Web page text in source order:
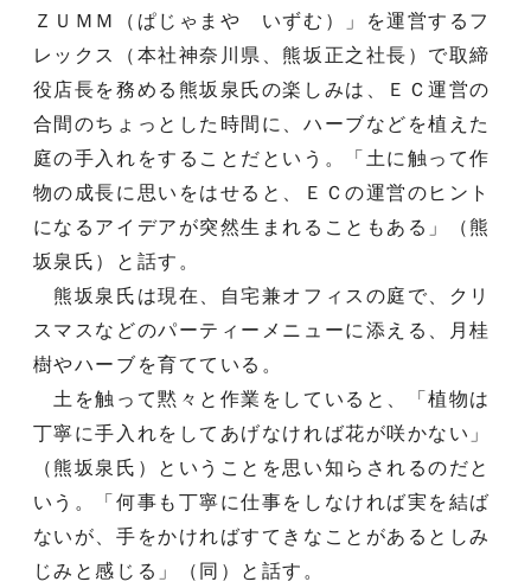
ＺＵＭＭ（ぱじゃまや いずむ）」を運営するフ
レックス（本社神奈川県、熊坂正之社長）で取締
役店長を務める熊坂泉氏の楽しみは、ＥＣ運営の
合間のちょっとした時間に、ハーブなどを植えた
庭の手入れをすることだという。「土に触って作
物の成長に思いをはせると、ＥＣの運営のヒント
になるアイデアが突然生まれることもある」（熊
坂泉氏）と話す。
熊坂泉氏は現在、自宅兼オフィスの庭で、クリ
スマスなどのパーティーメニューに添える、月桂
樹やハーブを育てている。
土を触って黙々と作業をしていると、「植物は
丁寧に手入れをしてあげなければ花が咲かない」
（熊坂泉氏）ということを思い知らされるのだと
いう。「何事も丁寧に仕事をしなければ実を結ば
ないが、手をかければすてきなことがあるとしみ
じみと感じる」（同）と話す。